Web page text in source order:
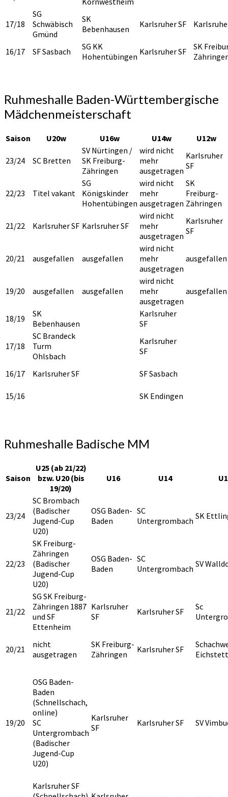
17/18
SG
Schwäbisch
Gmünd
SK
Bebenhausen
Karlsruher SF
16/17 SF Sasbach
SG KK
Hohentübingen Karlsruher SF
SK
Ruhmeshalle Baden-Württembergische
Mädchenmeisterschaft
Saison U20w U16w U14w U12w
23/24 SC Bretten
SV Nürtingen /
SK Freiburg-
Zähringen
wird nicht
mehr
ausgetragen
Karlsruher
SF
22/23 Titel vakant
SG
Königskinder
Hohentübingen
wird nicht
mehr
ausgetragen
SK
Freiburg-
Zähringen
21/22 Karlsruher SF Karlsruher SF
wird nicht
mehr
ausgetragen
Karlsruher
SF
20/21 ausgefallen ausgefallen
wird nicht
mehr
ausgetragen
ausgefallen
19/20 ausgefallen ausgefallen
wird nicht
mehr
ausgetragen
ausgefallen
18/19
SK
Bebenhausen
Karlsruher
SF
17/18
SC Brandeck
Turm
Ohlsbach
Karlsruher
SF
16/17 Karlsruher SF SF Sasbach
15/16 SK Endingen
Ruhmeshalle Badische MM
Saison
U25 (ab 21/22)
bzw. U20 (bis
19/20)
U16 U14
23/24
SC Brombach
(Badischer
Jugend-Cup
U20)
OSG Baden-
Baden
SC
Untergrombach SK
22/23
SK Freiburg-
Zähringen
(Badischer
Jugend-Cup
U20)
OSG Baden-
Baden
SC
Untergrombach SV
21/22
SG SK Freiburg-
Zähringen 1887
und SF
Ettenheim
Karlsruher
SF
Karlsruher SF
Sc
20/21
nicht
ausgetragen
SK Freiburg-
Zähringen
Karlsruher SF
19/20
OSG Baden-
Baden
(Schnellschach,
online)
SC
Untergrombach
(Badischer
Jugend-Cup
U20)
Karlsruher
SF
Karlsruher SF SV
Karlsruher SF